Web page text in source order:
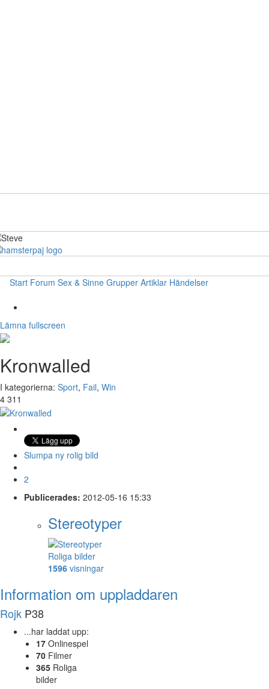
Start Forum Sex & Sinne Grupper Artiklar Händelser
Lämna fullscreen
Kronwalled
I kategorierna: Sport, Fail, Win
4 311
Slumpa ny rolig bild
2
Publicerades: 2012-05-16 15:33
Stereotyper
Roliga bilder
1596 visningar
Information om uppladdaren
Rojk P38
...har laddat upp:
17 Onlinespel
70 Filmer
365 Roliga
bilder